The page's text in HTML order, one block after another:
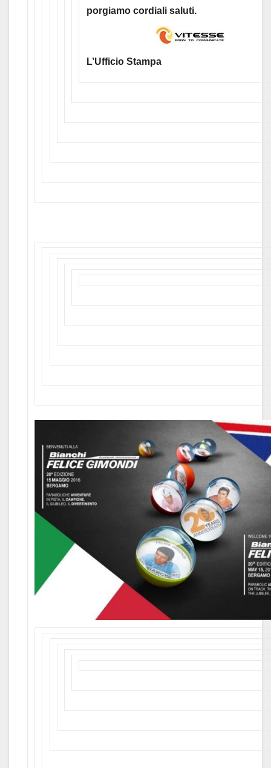
porgiamo cordiali saluti.
L’Ufficio Stampa